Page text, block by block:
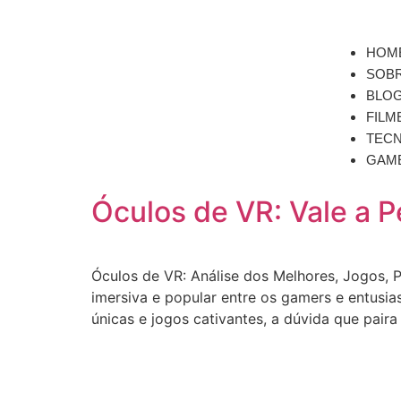
Óculos de VR: Vale a
Óculos de VR: Análise dos Melhores,
imersiva e popular entre os gamers e
únicas e jogos cativantes, a dúvida que